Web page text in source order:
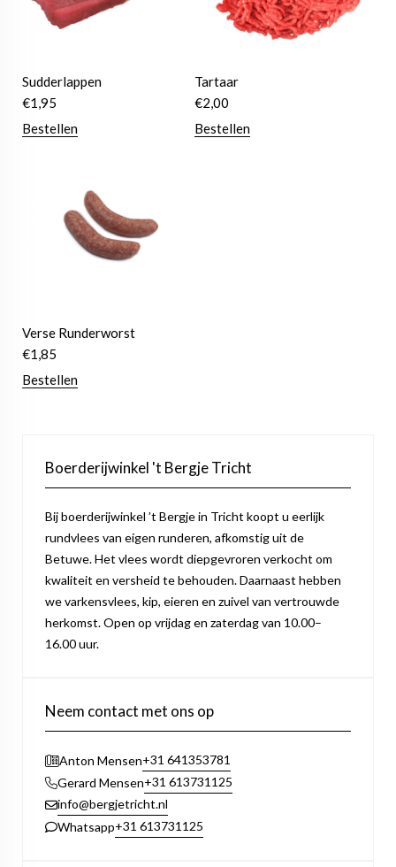
Sudderlappen
€1,95
Bestellen
Tartaar
€2,00
Bestellen
Verse Runderworst
€1,85
Bestellen
Boerderijwinkel 't Bergje Tricht
Bij boerderijwinkel ’t Bergje in Tricht koopt u eerlijk
rundvlees van eigen runderen, afkomstig uit de
Betuwe. Het vlees wordt diepgevroren verkocht om
kwaliteit en versheid te behouden. Daarnaast hebben
we varkensvlees, kip, eieren en zuivel van vertrouwde
herkomst. Open op vrijdag en zaterdag van 10.00–
16.00 uur.
Neem contact met ons op
Anton Mensen+31 641353781
Gerard Mensen+31 613731125
info@bergjetricht.nl
Whatsapp+31 613731125